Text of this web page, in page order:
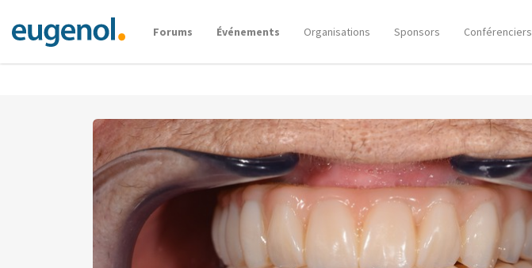
Forums Événements Organisations Sponsors Conférenciers